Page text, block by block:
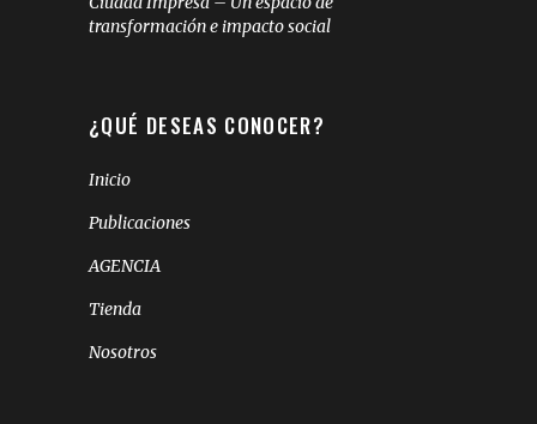
transformación e impacto social
¿QUÉ DESEAS CONOCER?
Inicio
Publicaciones
AGENCIA
Tienda
Nosotros